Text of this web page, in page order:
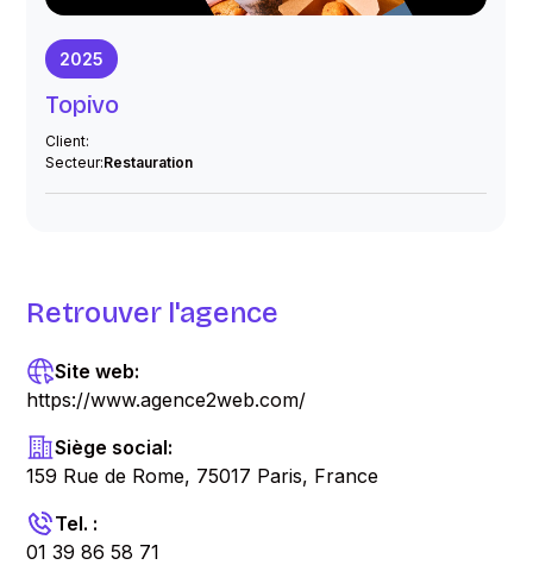
2025
Topivo
Client:
Secteur:Restauration
Retrouver l'agence
Site web:
https://www.agence2web.com/
Siège social:
159 Rue de Rome, 75017 Paris, France
Tel. :
01 39 86 58 71